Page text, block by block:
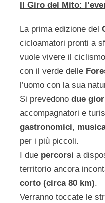
Il Giro del Mito:
La prima edizione del
cicloamatori pronti a
vuole vivere il
con il verde delle
l’uomo con la sua
Si prevedono due
accompagnatori e
gastronomici,
per i più piccoli.
I due percorsi a
territorio ancora
corto (circa 80 km).
Verranno toccate le